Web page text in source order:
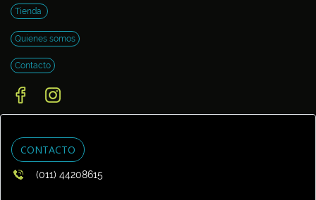
Tienda
Quienes somos
Contacto
CONTACTO
(011) 44208615